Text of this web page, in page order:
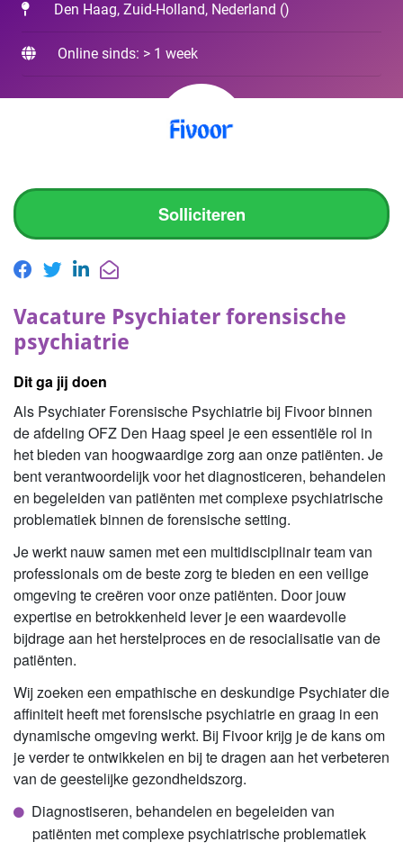
Den Haag, Zuid-Holland, Nederland ()
Online sinds: > 1 week
Solliciteren
Vacature Psychiater forensische
psychiatrie
Dit ga jij doen
Als Psychiater Forensische Psychiatrie bij Fivoor binnen
de afdeling OFZ Den Haag speel je een essentiële rol in
het bieden van hoogwaardige zorg aan onze patiënten. Je
bent verantwoordelijk voor het diagnosticeren, behandelen
en begeleiden van patiënten met complexe psychiatrische
problematiek binnen de forensische setting.
Je werkt nauw samen met een multidisciplinair team van
professionals om de beste zorg te bieden en een veilige
omgeving te creëren voor onze patiënten. Door jouw
expertise en betrokkenheid lever je een waardevolle
bijdrage aan het herstelproces en de resocialisatie van de
patiënten.
Wij zoeken een empathische en deskundige Psychiater die
affiniteit heeft met forensische psychiatrie en graag in een
dynamische omgeving werkt. Bij Fivoor krijg je de kans om
je verder te ontwikkelen en bij te dragen aan het verbeteren
van de geestelijke gezondheidszorg.
Diagnostiseren, behandelen en begeleiden van
patiënten met complexe psychiatrische problematiek